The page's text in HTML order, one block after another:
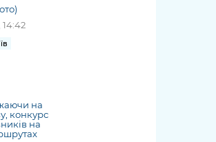
на
конкурс
на